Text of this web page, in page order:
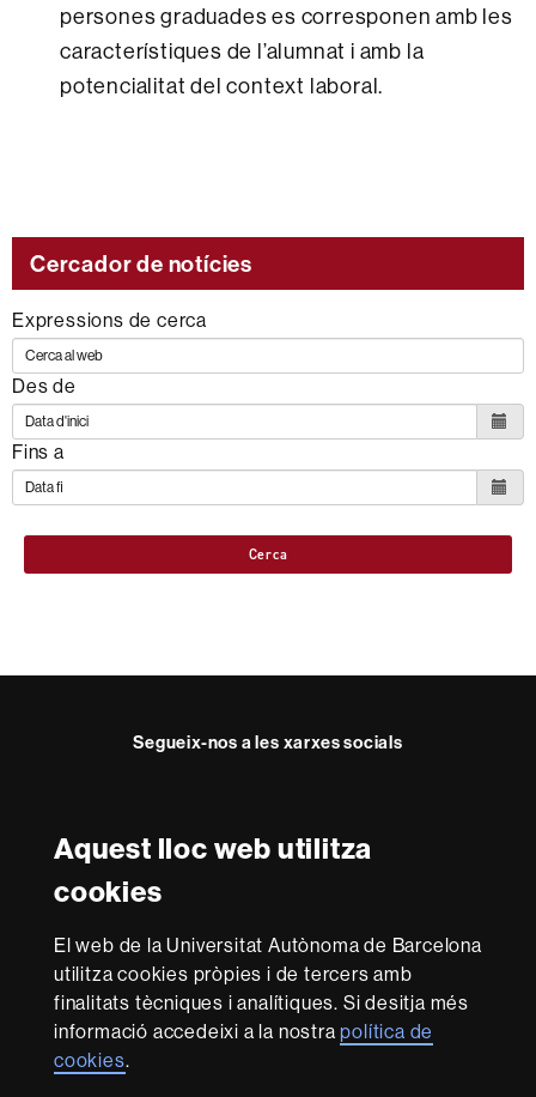
Aquest lloc web utilitza
cookies
El web de la Universitat Autònoma de Barcelona
utilitza cookies pròpies i de tercers amb
finalitats tècniques i analítiques. Si desitja més
informació accedeixi a la nostrapolítica de
cookies.
persones graduades es corresponen amb les
característiques de l’alumnat i amb la
potencialitat del context laboral.
Cercador de notícies
Expressions de cerca
Des de
Fins a
Cerca
Segueix-nos a les xarxes socials
FacultatUAB
Reconeixement internacional de l'excel·lència
in
Research
-
Euraxess
Amb el finançament de